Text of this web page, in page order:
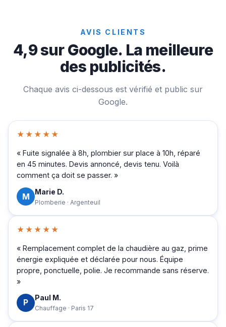
AVIS CLIENTS
4,9 sur Google. La meilleure
des publicités.
Chaque avis ci-dessous est vérifié et public sur
Google.
★★★★★
« Fuite signalée à 8h, plombier sur place à 10h, réparé
en 45 minutes. Devis annoncé, devis tenu. Voilà
comment ça doit se passer. »
M Marie D.
Plomberie · Argenteuil
★★★★★
« Remplacement complet de la chaudière au gaz, prime
énergie expliquée et déclarée pour nous. Équipe
propre, ponctuelle, polie. Je recommande sans réserve.
»
P Paul M.
Chauffage · Paris 17